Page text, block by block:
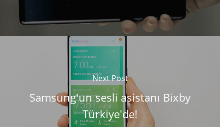
Next Post
Samsung'un sesli asistanı Bixby
Türkiye'de!